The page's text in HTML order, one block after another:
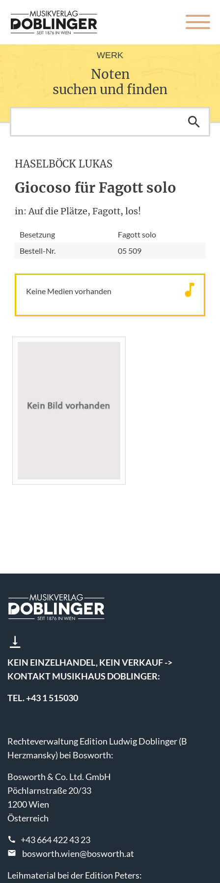
WERK
Noten
suchen und finden
HASELBÖCK LUKAS
Giocoso für Fagott solo
in: Auf die Plätze, Fagott, los!
Besetzung
Fagott solo
Bestell-Nr.
05 509
Keine Medien vorhanden
KEIN EINZELHANDEL, KEIN VERKAUF ->
KONTAKT MUSIKHAUS DOBLINGER:
TEL. +43 1 515030
Rechteverwaltung Edition Ludwig Doblinger (B
Herzmansky) bei Bosworth:
Bosworth & Co. Ltd. GmbH
Pöchlarnstraße 20/33
1200 Wien
Österreich
+43 664 422 43 23
bosworth.wien@bosworth.at
Leihmaterial bei der Edition Peters: